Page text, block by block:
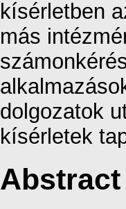
kísérletben
más
dolgozatok
kísérletek
Abstract